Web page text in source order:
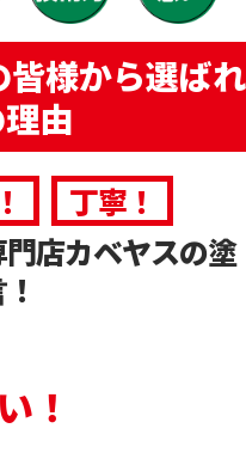
様から選ばれ
由
丁寧！
店カベヤスの塗
！